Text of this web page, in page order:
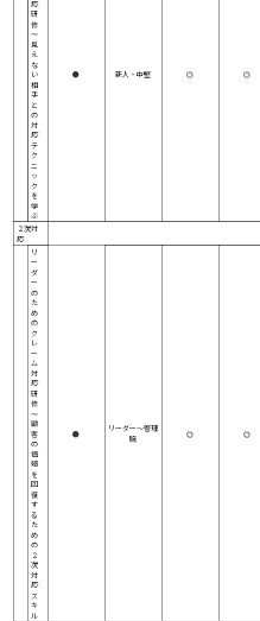
応
研
修
～
見
え
な
い
相
手
と
の
対
応
テ
ク
ニ
ッ
ク
を
学
ぶ
● 新人・中堅 ◎ ◎
２次対
応
リ
ー
ダ
ー
の
た
め
の
ク
レ
ー
ム
対
応
研
修
～
顧
客
の
信
頼
を
回
復
す
る
た
め
の
２
次
対
応
ス
キ
ル
●
リーダー～管理
職
◎ ◎